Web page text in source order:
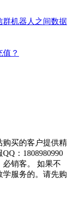
群机器人之间数据
？
购买的客户提供精
：1808980990
销客。 如果不
学服务的。请先购